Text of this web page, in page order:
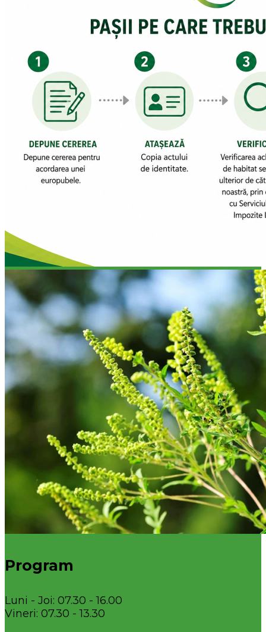
Program
Luni - Joi: 07.30 - 16.00
Vineri: 07.30 - 13.30